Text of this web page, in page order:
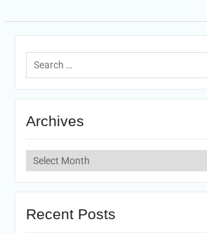
Search
for:
Archives
Archives
Recent Posts